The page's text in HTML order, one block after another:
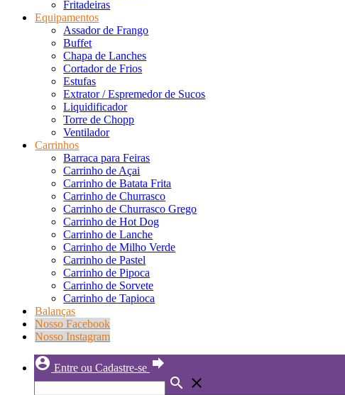
Fritadeiras
Equipamentos
Assador de Frango
Buffet
Chapa de Lanches
Cortador de Frios
Estufas
Extrator / Espremedor de Sucos
Liquidificador
Torre de Chopp
Ventilador
Carrinhos
Barraca para Feiras
Carrinho de Açai
Carrinho de Batata Frita
Carrinho de Churrasco
Carrinho de Churrasco Grego
Carrinho de Hot Dog
Carrinho de Lanche
Carrinho de Milho Verde
Carrinho de Pastel
Carrinho de Pipoca
Carrinho de Sorvete
Carrinho de Tapioca
Balanças
Nosso Facebook
Nosso Instagram
account_circle Entre ou Cadastre-se forward
search close